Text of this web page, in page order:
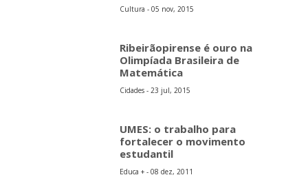
Cultura - 05 nov, 2015
Ribeirãopirense é ouro na
Olimpíada Brasileira de
Matemática
Cidades - 23 jul, 2015
UMES: o trabalho para
fortalecer o movimento
estudantil
Educa + - 08 dez, 2011